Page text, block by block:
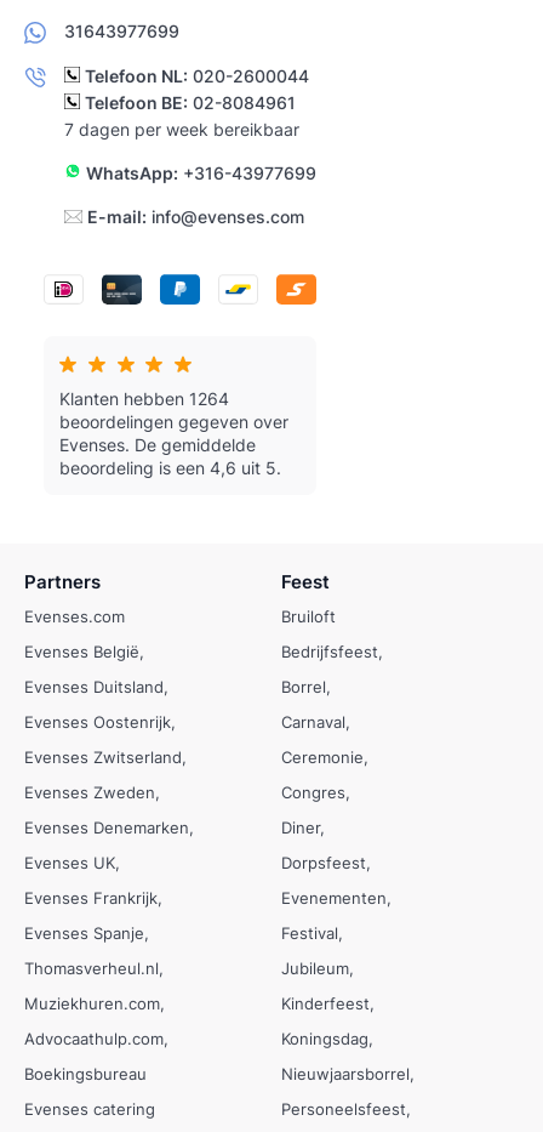
31643977699
Telefoon NL: 020-2600044
Telefoon BE: 02-8084961
7 dagen per week bereikbaar
WhatsApp: +316-43977699
E-mail: info@evenses.com
Klanten hebben 1264
beoordelingen gegeven over
Evenses. De gemiddelde
beoordeling is een 4,6 uit 5.
Partners
Evenses.com
Evenses België
Evenses Duitsland
Evenses Oostenrijk
Evenses Zwitserland
Evenses Zweden
Evenses Denemarken
Evenses UK
Evenses Frankrijk
Evenses Spanje
Thomasverheul.nl
Muziekhuren.com
Advocaathulp.com
Boekingsbureau
Evenses catering
Feest
Bruiloft
Bedrijfsfeest
Borrel
Carnaval
Ceremonie
Congres
Diner
Dorpsfeest
Evenementen
Festival
Jubileum
Kinderfeest
Koningsdag
Nieuwjaarsborrel
Personeelsfeest